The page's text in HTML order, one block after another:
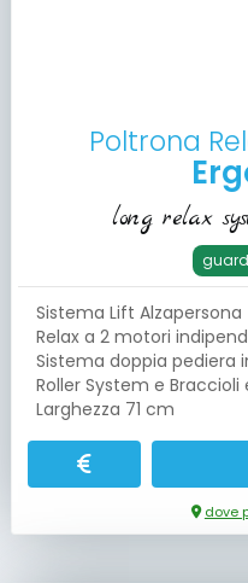
Poltrona
long relax
Sistema Lift Alzapersona
Relax a 2 motori
Sistema doppia pediera
Roller System e Braccioli
Larghezza 71 cm
dove